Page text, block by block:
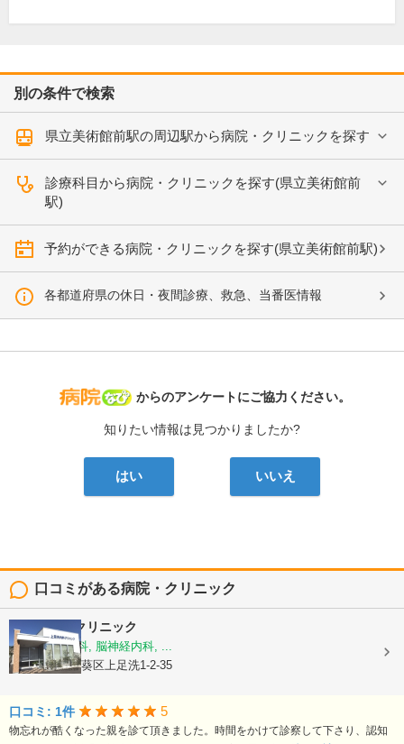
別の条件で検索
県立美術館前駅の周辺駅から病院・クリニックを探す
診療科目から病院・クリニックを探す(県立美術館前
駅)
予約ができる病院・クリニックを探す(県立美術館前駅)
各都道府県の休日・夜間診療、救急、当番医情報
病院なび
からのアンケートにご協力ください。
知りたい情報は見つかりましたか?
はい いいえ
口コミがある病院・クリニック
上足洗内科クリニック
内科, 老年内科, 脳神経内科, ...
静岡県静岡市葵区上足洗1-2-35
口コミ: 1件 5
物忘れが酷くなった親を診て頂きました。時間をかけて診察して下さり、認知